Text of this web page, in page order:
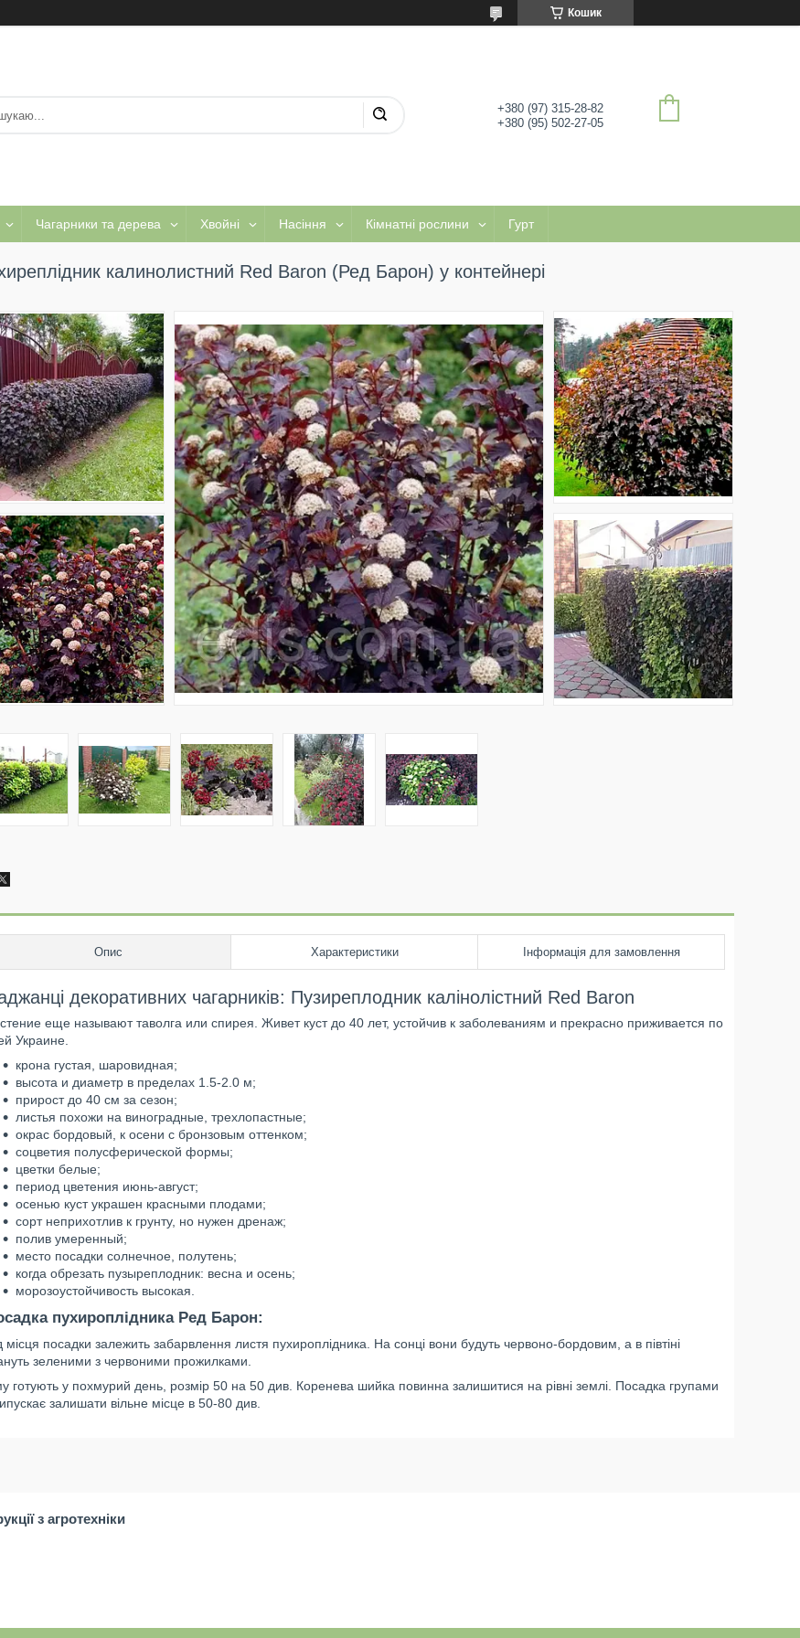
Кошик
+380 (97) 315-28-82
+380 (95) 502-27-05
Чагарники та дерева Хвойні Насіння Кімнатні рослини Гурт
калинолистний Red Baron (Ред Барон) у контейнері
Опис Характеристики Інформація для замовлення
декоративних чагарників: Пузиреплодник калінолістний Red Baron
еще называют таволга или спирея. Живет куст до 40 лет, устойчив к заболеваниям и прекрасно приживается по
Украине.
крона густая, шаровидная;
высота и диаметр в пределах 1.5-2.0 м;
прирост до 40 см за сезон;
листья похожи на виноградные, трехлопастные;
окрас бордовый, к осени с бронзовым оттенком;
соцветия полусферической формы;
цветки белые;
период цветения июнь-август;
осенью куст украшен красными плодами;
сорт неприхотлив к грунту, но нужен дренаж;
полив умеренный;
место посадки солнечное, полутень;
когда обрезать пузыреплодник: весна и осень;
морозоустойчивость высокая.
пухироплідника Ред Барон:
місця посадки залежить забарвлення листя пухироплідника. На сонці вони будуть червоно-бордовим, а в півтіні
зеленими з червоними прожилками.
готують у похмурий день, розмір 50 на 50 див. Коренева шийка повинна залишитися на рівні землі. Посадка групами
залишати вільне місце в 50-80 див.
з агротехніки